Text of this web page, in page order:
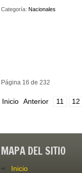
Categoría: Nacionales
Página 16 de 232
Inicio Anterior 11 12
MAPA DEL SITIO
Inicio